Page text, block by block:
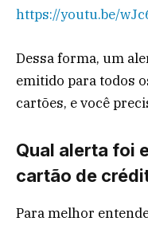
https://youtu.be/
Dessa forma, um
emitido para todos
cartões, e você
Qual alerta foi
cartão de
Para melhor